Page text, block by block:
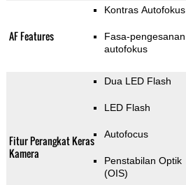
AF Features
Kontras Autofokus
Fasa-pengesanan
autofokus
Fitur Perangkat Keras
Kamera
Dua LED Flash
LED Flash
Autofocus
Penstabilan Optik
(OIS)